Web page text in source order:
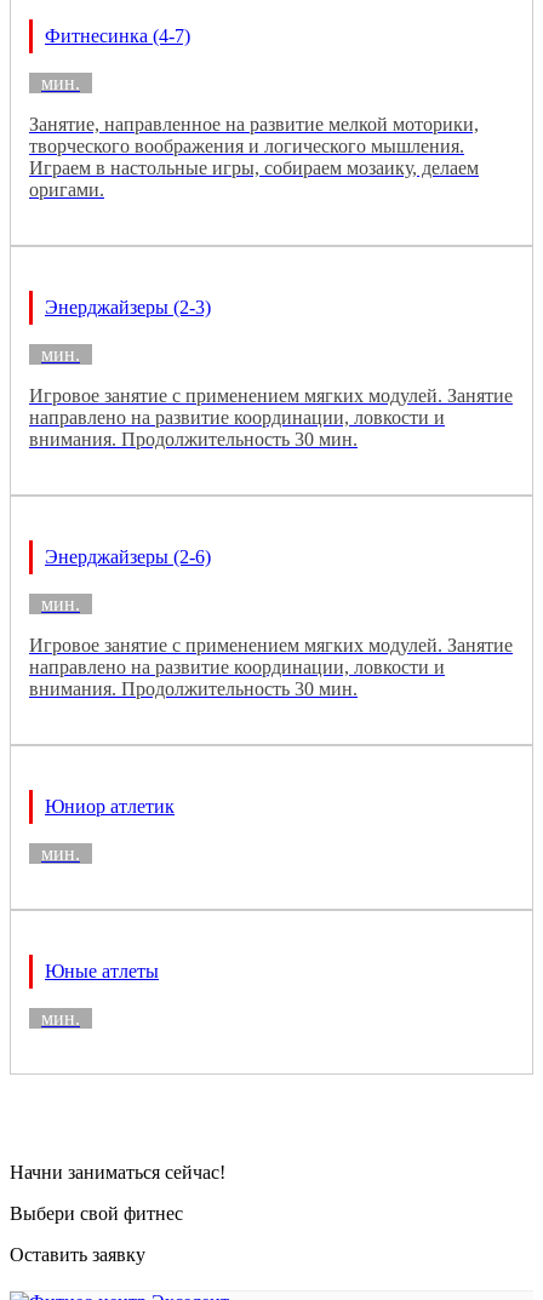
Фитнесинка (4-7)
мин.
Занятие, направленное на развитие мелкой моторики,
творческого воображения и логического мышления.
Играем в настольные игры, собираем мозаику, делаем
оригами.
Энерджайзеры (2-3)
мин.
Игровое занятие с применением мягких модулей. Занятие
направлено на развитие координации, ловкости и
внимания. Продолжительность 30 мин.
Энерджайзеры (2-6)
мин.
Игровое занятие с применением мягких модулей. Занятие
направлено на развитие координации, ловкости и
внимания. Продолжительность 30 мин.
Юниор атлетик
мин.
Юные атлеты
мин.
Начни заниматься сейчас!
Выбери свой фитнес
Оставить заявку